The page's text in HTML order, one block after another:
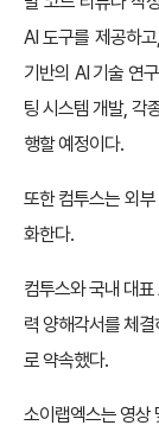
AI 도구를 제공하
기반의 AI 기술 연
팅 시스템 개발, 각
행할 예정이다.
또한 컴투스는 외
화한다.
컴투스와 국내 대
력 양해각서를 체
로 약속했다.
소이랩엑스는 영상